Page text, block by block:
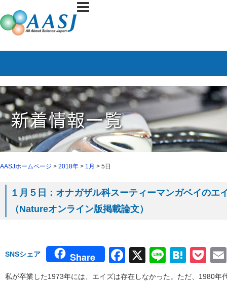
AASJホームページ > 2018年 > 1月 > 5日
１月５日：オナガザル科スーティーマンガベイのエ
（Natureオンライン版掲載論文）
SNSシェア Share Facebook
X Line
私が卒業した1973年には、エイズは存在しなかった。ただ、1980年